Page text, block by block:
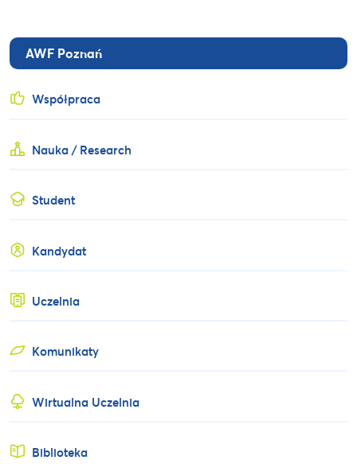
AWF Poznań
Współpraca
Nauka / Research
Student
Kandydat
Uczelnia
Komunikaty
Wirtualna Uczelnia
Biblioteka